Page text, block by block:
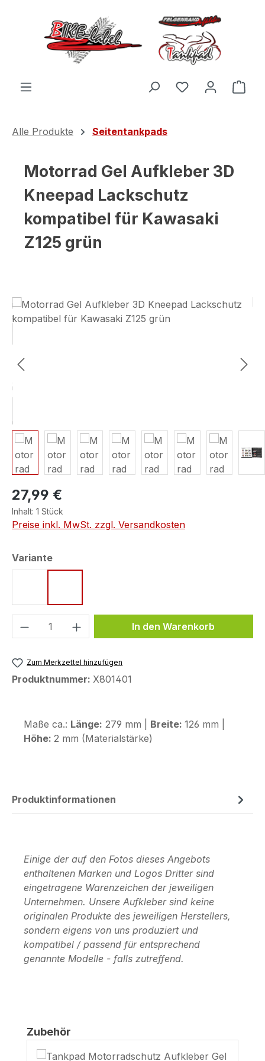
Zum Hauptinhalt springen
Du hast 0
Alle Produkte Seitentankpads
Motorrad Gel Aufkleber 3D
Kneepad Lackschutz
kompatibel für Kawasaki
Z125 grün
Bildergalerie überspringen
27,99 €
Inhalt: 1 Stück
Preise inkl. MwSt. zzgl. Versandkosten
Varianteauswählen
Produkt Anzahl: Gib denIn den Warenkorb
Zum Merkzettel hinzufügen
Produktnummer: X801401
Maße ca.: Länge: 279 mm | Breite: 126 mm |
Höhe: 2 mm (Materialstärke)
Produktinformationen
Einige der auf den Fotos dieses Angebots
enthaltenen Marken und Logos Dritter sind
eingetragene Warenzeichen der jeweiligen
Unternehmen. Unsere Aufkleber sind keine
originalen Produkte des jeweiligen Herstellers,
sondern eigens von uns produziert und
kompatibel / passend für entsprechend
genannte Modelle - falls zutreffend.
Produktgalerie überspringen
Zubehör